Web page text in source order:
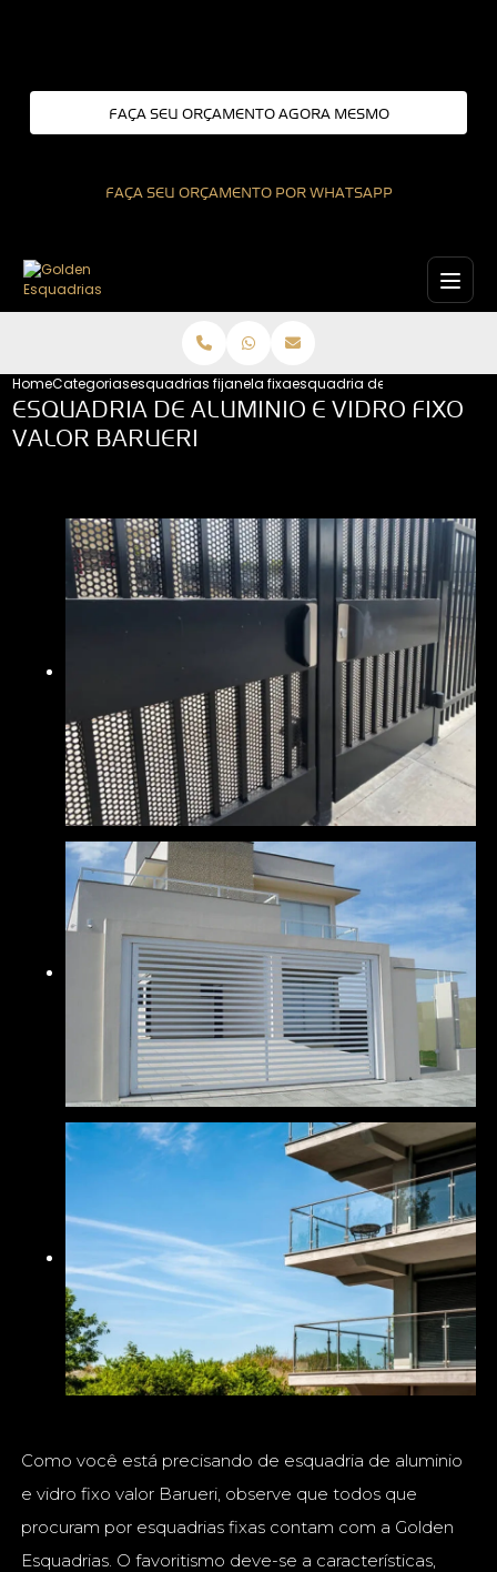
FAÇA SEU ORÇAMENTO AGORA MESMO
FAÇA SEU ORÇAMENTO POR WHATSAPP
HomeCategoriasesquadrias fixasjanela fixaesquadria de aluminio e
ESQUADRIA DE ALUMINIO E VIDRO FIXO
VALOR BARUERI
Como você está precisando de esquadria de aluminio
e vidro fixo valor Barueri, observe que todos que
procuram por esquadrias fixas contam com a Golden
Esquadrias. O favoritismo deve-se a características,